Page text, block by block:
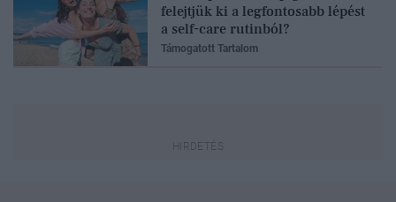
felejtjük ki a legfontosabb lépést
a self-care rutinból?
Támogatott Tartalom